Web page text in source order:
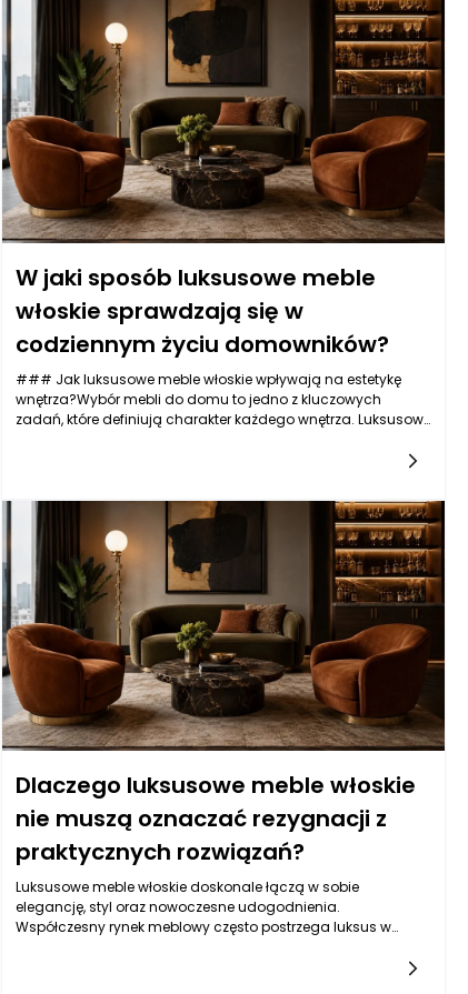
materiały, co zapewnia im nie tylko długowieczność, ale
także wyjątkowy charakter. Włoscy projektanci mebli z
powodzeniem łączą tradycję z nowoczesnością, co
powoduje, że każdy element sprzętu wnętrzarskiego ma
swoje niepowtarzalne cechy, które dodają pomieszczeniom
niezrównanej klasy.
W jaki sposób luksusowe meble
włoskie sprawdzają się w
codziennym życiu domowników?
### Jak luksusowe meble włoskie wpływają na estetykę
wnętrza?Wybór mebli do domu to jedno z kluczowych
zadań, które definiują charakter każdego wnętrza. Luksusowe
Dlaczego luksusowe meble włoskie
nie muszą oznaczać rezygnacji z
praktycznych rozwiązań?
Luksusowe meble włoskie doskonale łączą w sobie
elegancję, styl oraz nowoczesne udogodnienia.
Współczesny rynek meblowy często postrzega luksus w